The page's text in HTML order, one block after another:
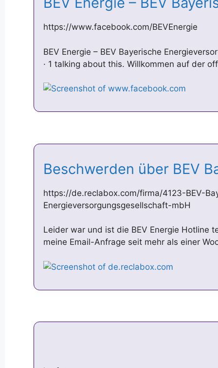
https://www.facebook.com/BEVEnergie
BEV Energie – BEV Bayerische
· 1 talking about this. Willkommen auf der
Beschwerden über BEV
https://de.reclabox.com/firma/4123-BEV-
Energieversorgungsgesellschaft-mbH
Leider war und ist die BEV Energie Hotline
meine Email-Anfrage seit mehr als einer